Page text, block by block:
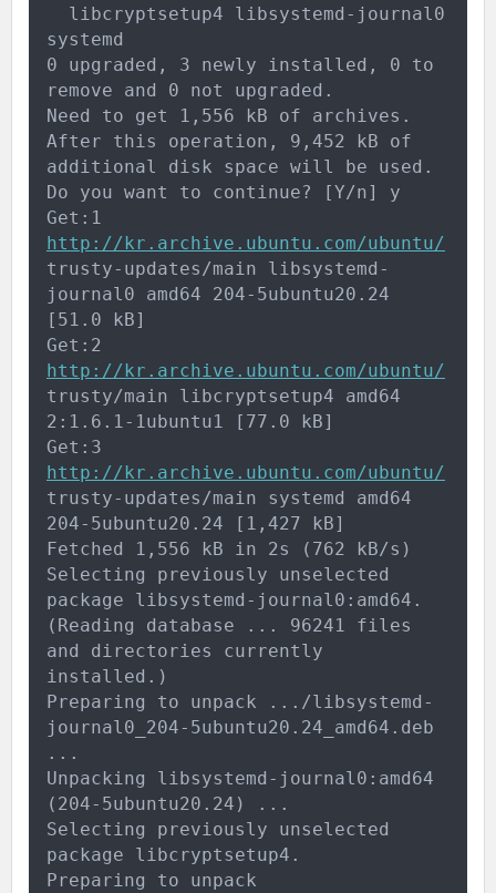
systemd
0 upgraded, 3 newly installed, 0 to
remove and 0 not upgraded.
Need to get 1,556 kB of archives.
After this operation, 9,452 kB of
additional disk space will be used.
Do you want to continue? [Y/n] y
http://kr.archive.ubuntu.com/ubuntu/
trusty-updates/main libsystemd-
journal0 amd64 204-5ubuntu20.24
[51.0 kB]
http://kr.archive.ubuntu.com/ubuntu/
trusty/main libcryptsetup4 amd64
2:1.6.1-1ubuntu1 [77.0 kB]
http://kr.archive.ubuntu.com/ubuntu/
trusty-updates/main systemd amd64
204-5ubuntu20.24 [1,427 kB]
Fetched 1,556 kB in 2s (762 kB/s)
Selecting previously unselected
package libsystemd-journal0:amd64.
(Reading database ... 96241 files
and directories currently
installed.)
Preparing to unpack .../libsystemd-
journal0_204-5ubuntu20.24_amd64.deb
...
Unpacking libsystemd-journal0:amd64
(204-5ubuntu20.24) ...
Selecting previously unselected
package libcryptsetup4.
Preparing to unpack